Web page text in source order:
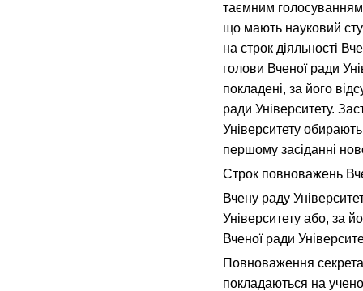
таємним голосуванням
що мають науковий
на строк діяльності
голови Вченої ради
покладені, за його
ради Університету.
Університету
першому засіданні
Строк повноважень
Вчену раду
Університету або, за
Вченої ради
Повноваження
покладаються на